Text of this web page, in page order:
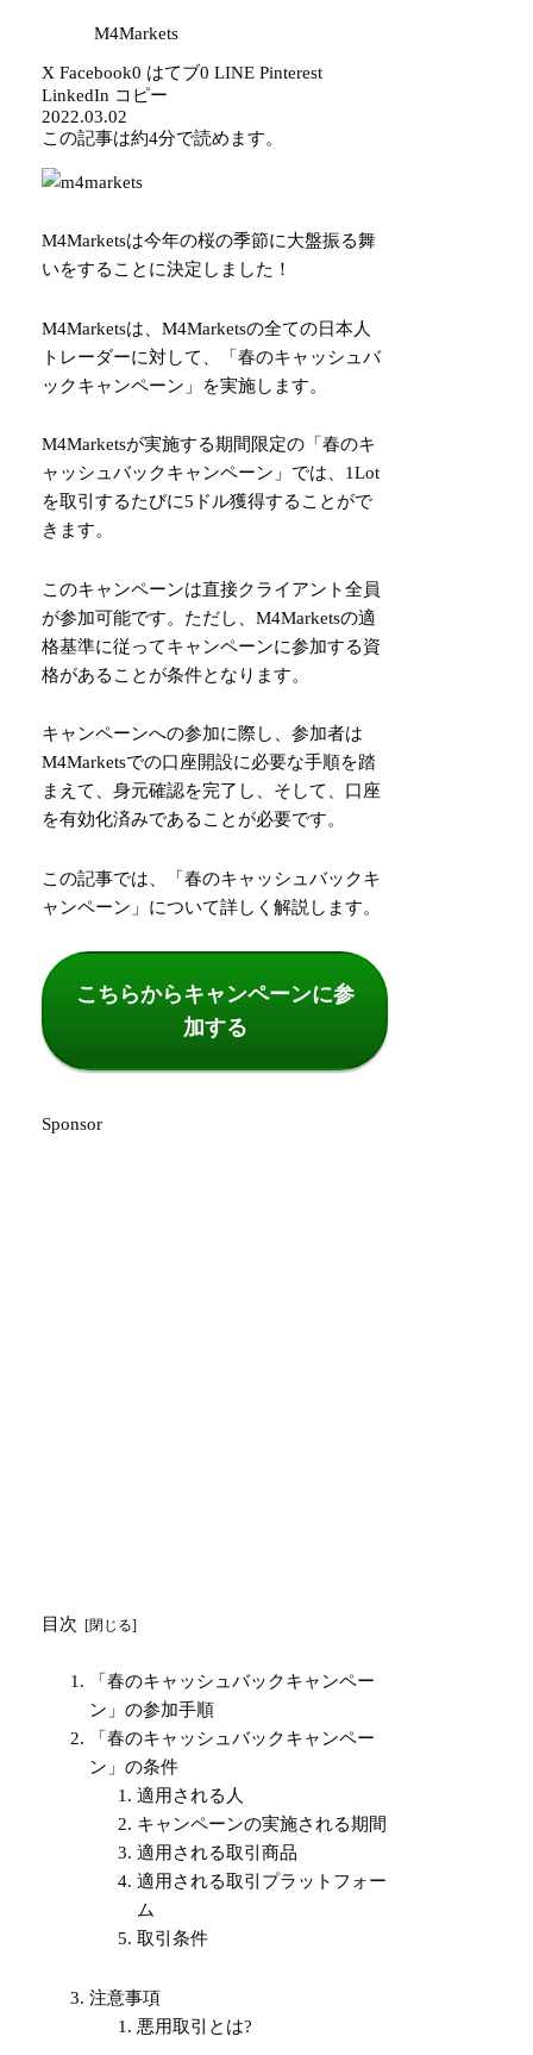
M4Markets
X Facebook0 はてブ0 LINE Pinterest
LinkedIn コピー
2022.03.02
この記事は約4分で読めます。
M4Marketsは今年の桜の季節に大盤振る舞
いをすることに決定しました！
M4Marketsは、M4Marketsの全ての日本人
トレーダーに対して、「春のキャッシュバ
ックキャンペーン」を実施します。
M4Marketsが実施する期間限定の「春のキ
ャッシュバックキャンペーン」では、1Lot
を取引するたびに5ドル獲得することがで
きます。
このキャンペーンは直接クライアント全員
が参加可能です。ただし、M4Marketsの適
格基準に従ってキャンペーンに参加する資
格があることが条件となります。
キャンペーンへの参加に際し、参加者は
M4Marketsでの口座開設に必要な手順を踏
まえて、身元確認を完了し、そして、口座
を有効化済みであることが必要です。
この記事では、「春のキャッシュバックキ
ャンペーン」について詳しく解説します。
こちらからキャンペーンに参
加する
Sponsor
目次
「春のキャッシュバックキャンペー
ン」の参加手順
「春のキャッシュバックキャンペー
ン」の条件
適用される人
キャンペーンの実施される期間
適用される取引商品
適用される取引プラットフォー
ム
取引条件
注意事項
悪用取引とは?